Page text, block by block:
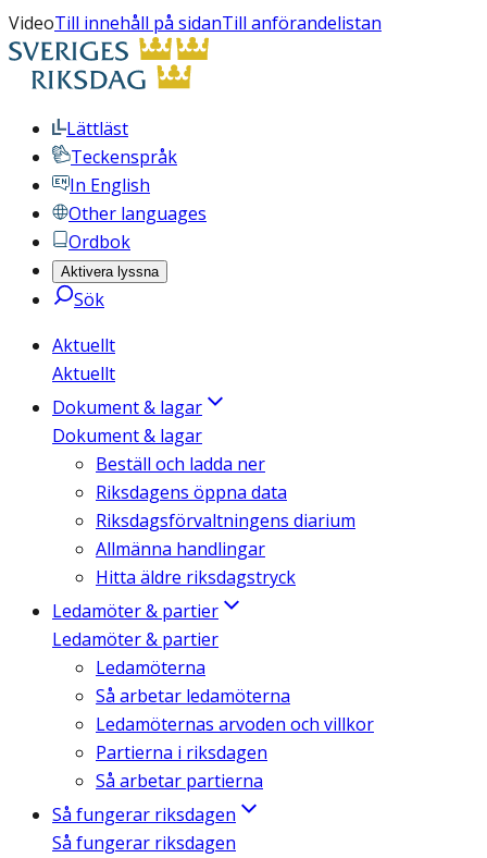
VideoTill innehåll på sidanTill anförandelistan
Lättläst
Teckenspråk
In English
Other languages
Ordbok
Aktivera lyssna
Sök
Aktuellt
Aktuellt
Dokument & lagar
Dokument & lagar
Beställ och ladda ner
Riksdagens öppna data
Riksdagsförvaltningens diarium
Allmänna handlingar
Hitta äldre riksdagstryck
Ledamöter & partier
Ledamöter & partier
Ledamöterna
Så arbetar ledamöterna
Ledamöternas arvoden och villkor
Partierna i riksdagen
Så arbetar partierna
Så fungerar riksdagen
Så fungerar riksdagen